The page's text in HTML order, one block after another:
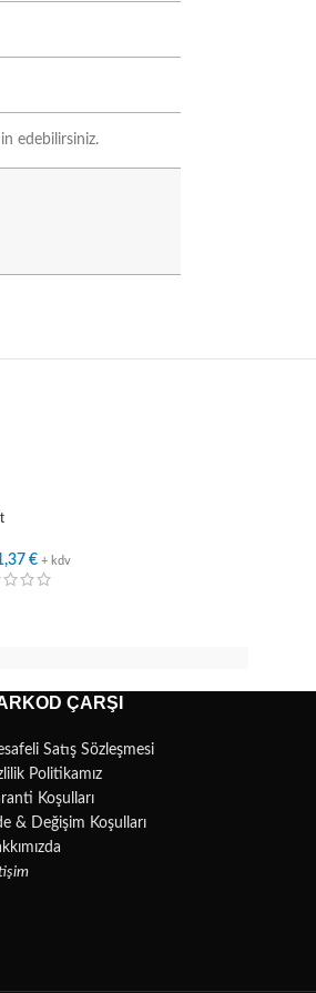
edebilirsiniz.
€ + kdv
ÇARŞI
Satış Sözleşmesi
Politikamız
Koşulları
& Değişim Koşulları